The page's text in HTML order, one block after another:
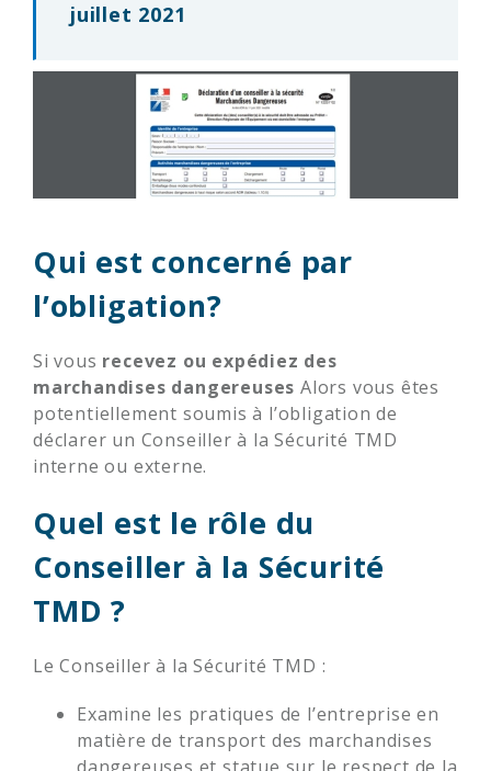
juillet 2021
Qui est concerné par
l’obligation?
Si vous recevez ou expédiez des
marchandises dangereuses Alors vous êtes
potentiellement soumis à l’obligation de
déclarer un Conseiller à la Sécurité TMD
interne ou externe.
Quel est le rôle du
Conseiller à la Sécurité
TMD ?
Le Conseiller à la Sécurité TMD :
Examine les pratiques de l’entreprise en
matière de transport des marchandises